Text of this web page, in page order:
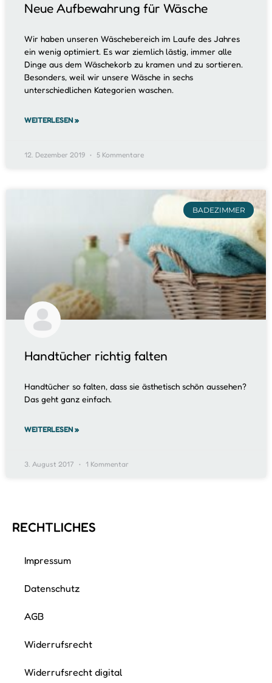
Neue Aufbewahrung für Wäsche
Wir haben unseren Wäschebereich im Laufe des Jahres
ein wenig optimiert. Es war ziemlich lästig, immer alle
Dinge aus dem Wäschekorb zu kramen und zu sortieren.
Besonders, weil wir unsere Wäsche in sechs
unterschiedlichen Kategorien waschen.
WEITERLESEN »
12. Dezember 2019 5 Kommentare
BADEZIMMER
Handtücher richtig falten
Handtücher so falten, dass sie ästhetisch schön aussehen?
Das geht ganz einfach.
WEITERLESEN »
3. August 2017 1 Kommentar
RECHTLICHES
Impressum
Datenschutz
AGB
Widerrufsrecht
Widerrufsrecht digital